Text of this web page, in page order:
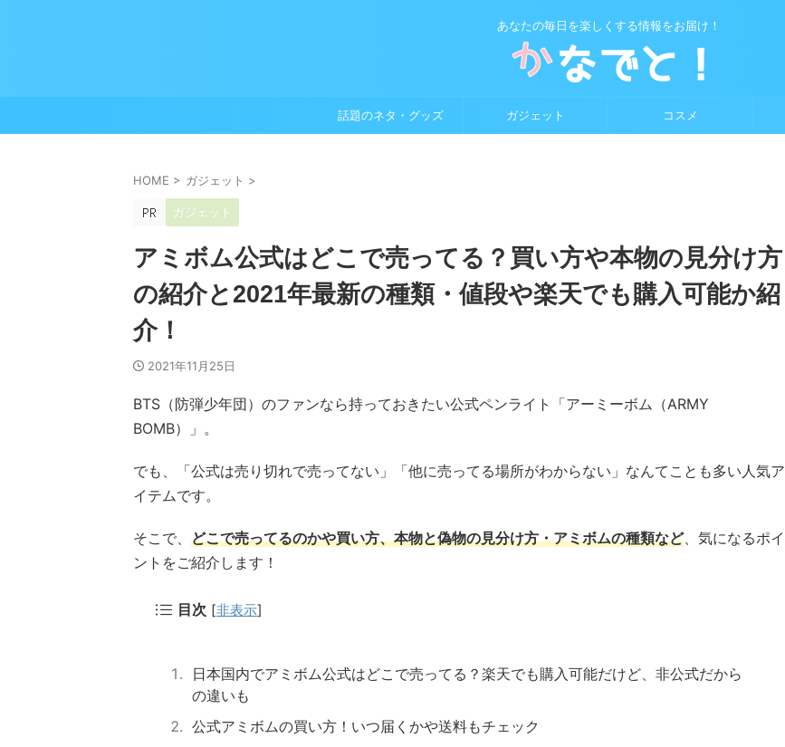
あなたの毎日を楽しくする情報をお届け！
話題のネタ・グッズ ガジェット コスメ
HOME > ガジェット >
ガジェット
アミボム公式はどこで売ってる？買い方や本物の見分け方
の紹介と2021年最新の種類・値段や楽天でも購入可能か紹
介！
2021年11月25日
BTS（防弾少年団）のファンなら持っておきたい公式ペンライト「アーミーボム（ARMY
BOMB）」。
でも、「公式は売り切れで売ってない」「他に売ってる場所がわからない」なんてことも多い人気ア
イテムです。
そこで、 どこで売ってるのかや買い方、本物と偽物の見分け方・アミボムの種類など、気になるポイ
ントをご紹介します！
目次 [非表示]
日本国内でアミボム公式はどこで売ってる？楽天でも購入可能だけど、非公式だから
の違いも
公式アミボムの買い方！いつ届くかや送料もチェック